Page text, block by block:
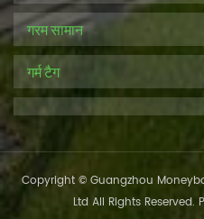
गरम सामान
गर्म टैग
Copyright © Guangzhou
Ltd All Rights Reserved.